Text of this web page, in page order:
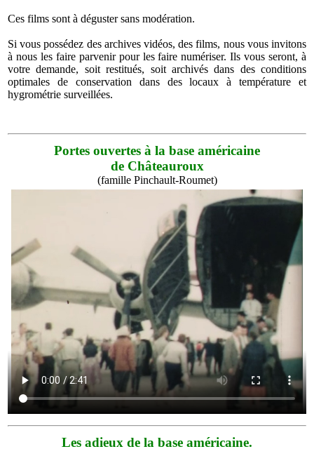
Ces films sont à déguster sans modération.
Si vous possédez des archives vidéos, des films, nous vous invitons
à nous les faire parvenir pour les faire numériser. Ils vous seront, à
votre demande, soit restitués, soit archivés dans des conditions
optimales de conservation dans des locaux à température et
hygrométrie surveillées.
Portes ouvertes à la base américaine
de Châteauroux
(famille Pinchault-Roumet)
Les adieux de la base américaine.